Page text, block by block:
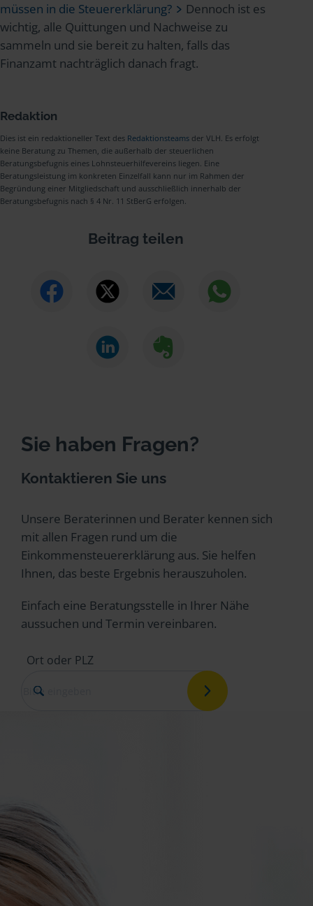
müssen in die Steuererklärung?
Dennoch ist es
wichtig, alle Quittungen und Nachweise zu
sammeln und sie bereit zu halten, falls das
Finanzamt nachträglich danach fragt.
Redaktion
Dies ist ein redaktioneller Text des Redaktionsteams der VLH. Es erfolgt
keine Beratung zu Themen, die außerhalb der steuerlichen
Beratungsbefugnis eines Lohnsteuerhilfevereins liegen. Eine
Beratungsleistung im konkreten Einzelfall kann nur im Rahmen der
Begründung einer Mitgliedschaft und ausschließlich innerhalb der
Beratungsbefugnis nach § 4 Nr. 11 StBerG erfolgen.
Beitrag teilen
Sie haben Fragen?
Kontaktieren Sie uns
Unsere Beraterinnen und Berater kennen sich
mit allen Fragen rund um die
Einkommensteuererklärung aus. Sie helfen
Ihnen, das beste Ergebnis herauszuholen.
Einfach eine Beratungsstelle in Ihrer Nähe
aussuchen und Termin vereinbaren.
Ort oder PLZ